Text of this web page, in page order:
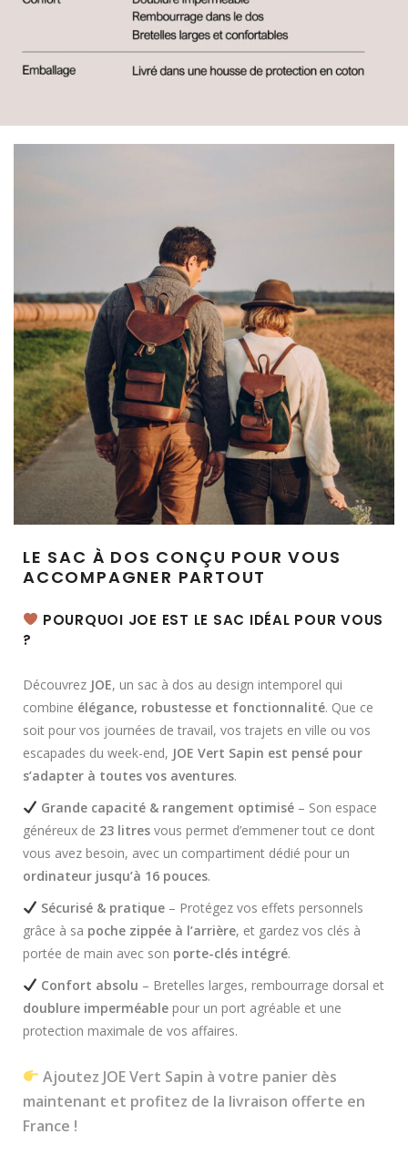
LE SAC À DOS CONÇU POUR VOUS
ACCOMPAGNER PARTOUT
POURQUOI JOE EST LE SAC IDÉAL POUR VOUS
?
Découvrez JOE, un sac à dos au design intemporel qui
combine élégance, robustesse et fonctionnalité. Que ce
soit pour vos journées de travail, vos trajets en ville ou vos
escapades du week-end, JOE Vert Sapin est pensé pour
s’adapter à toutes vos aventures.
Grande capacité & rangement optimisé– Son espace
généreux de 23 litres vous permet d’emmener tout ce dont
vous avez besoin, avec un compartiment dédié pour un
ordinateur jusqu’à 16 pouces.
Sécurisé & pratique– Protégez vos effets personnels
grâce à sa poche zippée à l’arrière, et gardez vos clés à
portée de main avec son porte-clés intégré.
Confort absolu – Bretelles larges, rembourrage dorsal et
doublure imperméable pour un port agréable et une
protection maximale de vos affaires.
Ajoutez JOE Vert Sapin à votre panier dès
maintenant et profitez de la livraison offerte en
France !